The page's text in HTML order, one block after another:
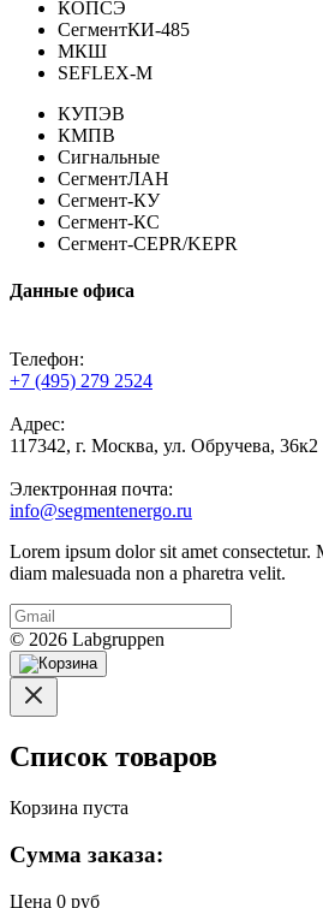
КОПСЭ
СегментКИ-485
МКШ
SEFLEX-M
КУПЭВ
КМПВ
Сигнальные
СегментЛАН
Сегмент-КУ
Сегмент-КС
Сегмент-CEPR/KEPR
Данные офиса
Телефон:
+7 (495) 279 2524
Адрес:
117342, г. Москва, ул. Обручева, 36к2
Электронная почта:
info@segmentenergo.ru
Lorem ipsum dolor sit amet consectetur.
diam malesuada non a pharetra velit.
© 2026 Labgruppen
Список товаров
Корзина пуста
Сумма заказа:
Цена 0 руб